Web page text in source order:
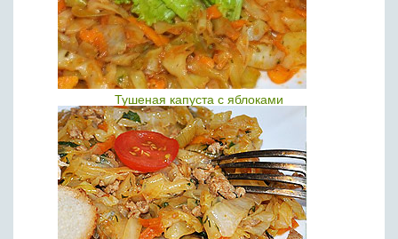
Тушеная капуста с яблоками